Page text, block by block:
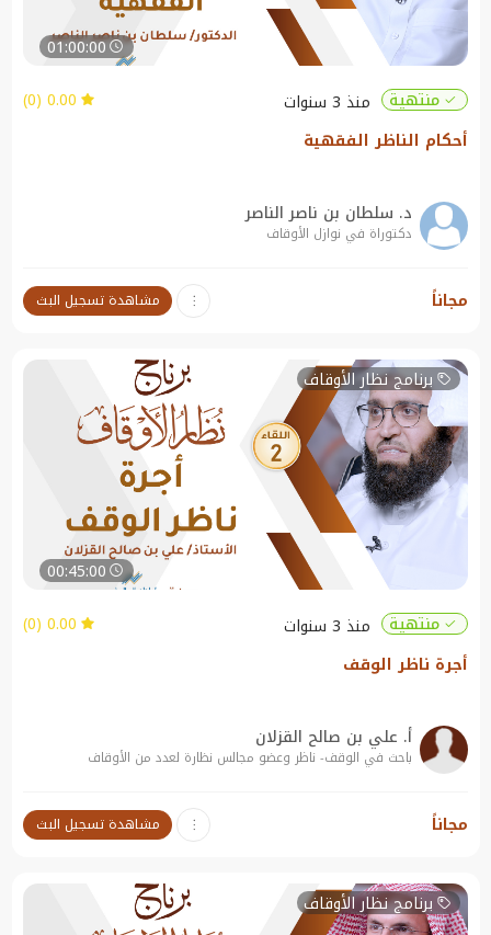
01:00:00
منتهية
منذ 3 سنوات
0.00 (0)
أحكام الناظر الفقهية
د. سلطان بن ناصر الناصر
دكتوراة في نوازل الأوقاف
نبذة عن الندوة:
أحكام الناظر الفقهية
مجاناً مشاهدة تسجيل البث
برنامج نظار الأوقاف
00:45:00
منتهية
منذ 3 سنوات
0.00 (0)
أجرة ناظر الوقف
أ. علي بن صالح القزلان
باحث في الوقف- ناظر وعضو مجالس نظارة لعدد من الأوقاف
نبذة عن الندوة:
أجرة ناظر الوقف
مجاناً مشاهدة تسجيل البث
برنامج نظار الأوقاف